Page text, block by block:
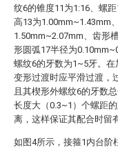
纹6的锥度11为1:16、螺
高13为1.00mm~1.43mm
1.50mm~2.07mm、齿形
形圆弧17半径为
螺纹6的牙数为1~5牙。
变形过渡时应平滑过渡，
且其楔形外螺纹6的牙数
长度大（0.3~1）个螺距
离，这样保证其配合时留
如图4所示，接箍1内台阶